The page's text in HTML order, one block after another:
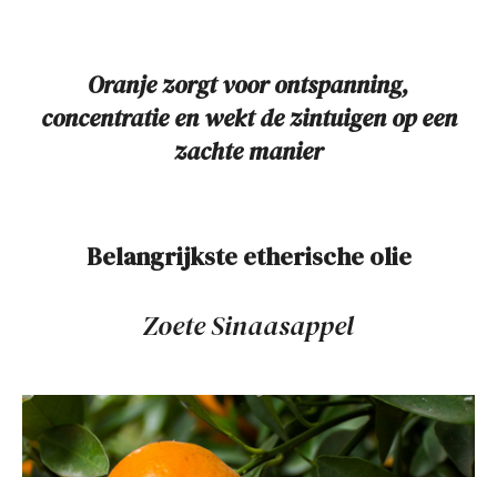
Oranje zorgt voor ontspanning,
concentratie en wekt de zintuigenop een
zachte manier
Belangrijkste etherische olie
Zoete Sinaasappel